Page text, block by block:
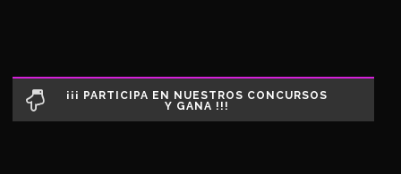
¡¡¡ PARTICIPA EN NUESTROS CONCURSOS
Y GANA !!!